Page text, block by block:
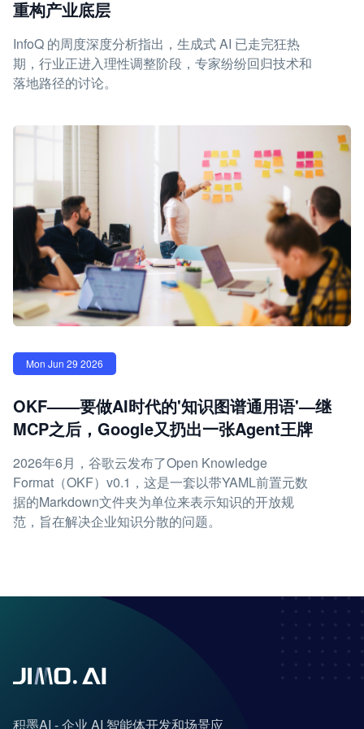
重构产业底层
InfoQ 的周度深度分析指出，生成式 AI 已走完狂热
期，行业正进入理性调整阶段，专家纷纷回归技术和
落地路径的讨论。
Mon Jun 29 2026
OKF——要做AI时代的'知识图谱通用语'—继
MCP之后，Google又扔出一张Agent王牌
2026年6月，谷歌云发布了Open Knowledge
Format（OKF）v0.1，这是一套以带YAML前置元数
据的Markdown文件夹为单位来表示知识的开放规
范，旨在解决企业知识分散的问题。
积墨AI - 企业 AI 智能体开发和场景应